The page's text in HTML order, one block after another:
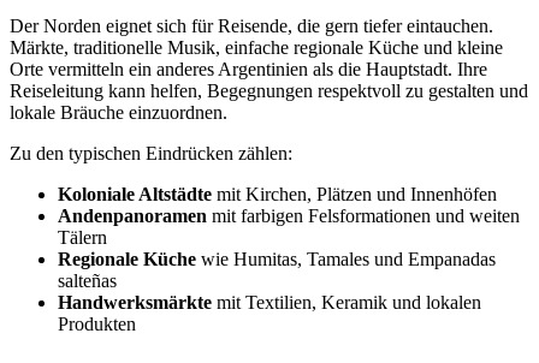
Der Norden eignet sich für Reisende, die gern tiefer eintauchen.
Märkte, traditionelle Musik, einfache regionale Küche und kleine
Orte vermitteln ein anderes Argentinien als die Hauptstadt. Ihre
Reiseleitung kann helfen, Begegnungen respektvoll zu gestalten und
lokale Bräuche einzuordnen.
Zu den typischen Eindrücken zählen:
Koloniale Altstädte mit Kirchen, Plätzen und Innenhöfen
Andenpanoramen mit farbigen Felsformationen und weiten
Tälern
Regionale Küche wie Humitas, Tamales und Empanadas
salteñas
Handwerksmärkte mit Textilien, Keramik und lokalen
Produkten